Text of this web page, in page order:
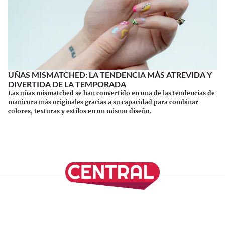
UÑAS MISMATCHED: LA TENDENCIA MÁS ATREVIDA Y
DIVERTIDA DE LA TEMPORADA
Las uñas mismatched se han convertido en una de las tendencias de
manicura más originales gracias a su capacidad para combinar
colores, texturas y estilos en un mismo diseño.